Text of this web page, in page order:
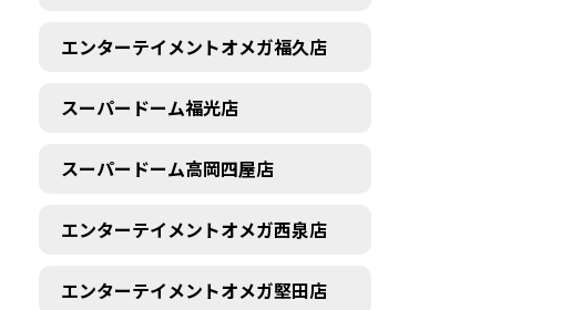
エンターテイメントオメガ福久店
スーパードーム福光店
スーパードーム高岡四屋店
エンターテイメントオメガ西泉店
エンターテイメントオメガ堅田店